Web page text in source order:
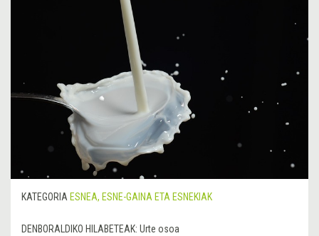
KATEGORIA ESNEA, ESNE-GAINA ETA ESNEKIAK
DENBORALDIKO HILABETEAK: Urte osoa